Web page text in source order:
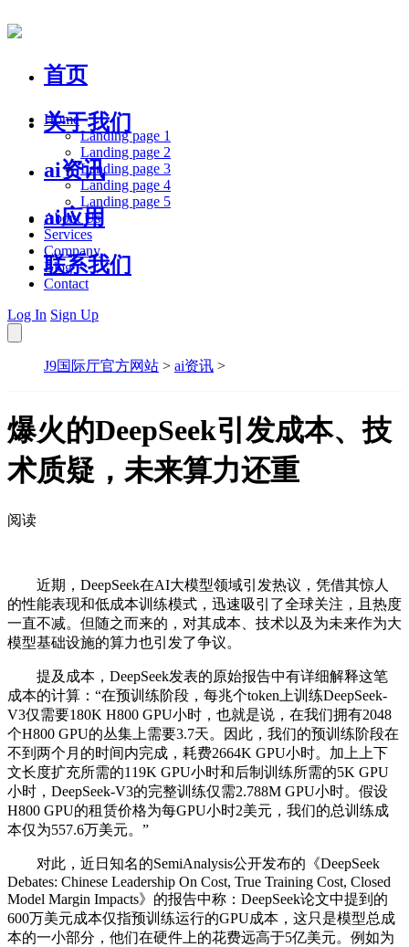
首页
关于我们
ai资讯
ai应用
联系我们
Home
Landing page 1
Landing page 2
Landing page 3
Landing page 4
Landing page 5
About Us
Services
Company
Blog
Contact
Log In Sign Up
J9国际厅官方网站 > ai资讯 >
爆火的DeepSeek引发成本、技
术质疑，未来算力还重
阅读
近期，DeepSeek在AI大模型领域引发热议，凭借其惊人
的性能表现和低成本训练模式，迅速吸引了全球关注，且热度
一直不减。但随之而来的，对其成本、技术以及为未来作为大
模型基础设施的算力也引发了争议。
提及成本，DeepSeek发表的原始报告中有详细解释这笔
成本的计算：“在预训练阶段，每兆个token上训练DeepSeek-
V3仅需要180K H800 GPU小时，也就是说，在我们拥有2048
个H800 GPU的丛集上需要3.7天。因此，我们的预训练阶段在
不到两个月的时间内完成，耗费2664K GPU小时。加上上下
文长度扩充所需的119K GPU小时和后制训练所需的5K GPU
小时，DeepSeek-V3的完整训练仅需2.788M GPU小时。假设
H800 GPU的租赁价格为每GPU小时2美元，我们的总训练成
本仅为557.6万美元。”
对此，近日知名的SemiAnalysis公开发布的《DeepSeek
Debates: Chinese Leadership On Cost, True Training Cost, Closed
Model Margin Impacts》的报告中称：DeepSeek论文中提到的
600万美元成本仅指预训练运行的GPU成本，这只是模型总成
本的一小部分，他们在硬件上的花费远高于5亿美元。例如为